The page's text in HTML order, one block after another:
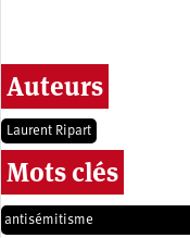
Auteurs
Laurent Ripart
Mots clés
antisémitisme